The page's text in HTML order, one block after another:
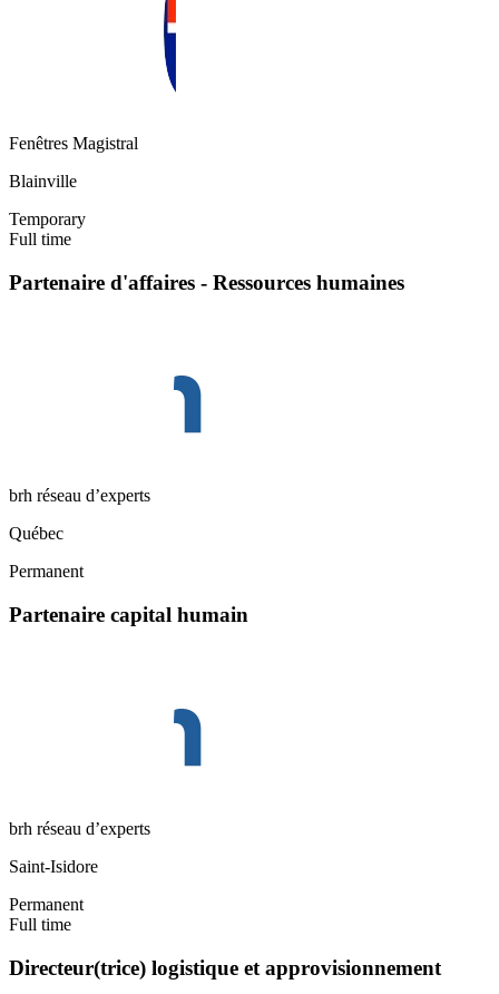
Fenêtres Magistral
Blainville
Temporary
Full time
Partenaire d'affaires - Ressources humaines
brh réseau d’experts
Québec
Permanent
Partenaire capital humain
brh réseau d’experts
Saint-Isidore
Permanent
Full time
Directeur(trice) logistique et approvisionnement